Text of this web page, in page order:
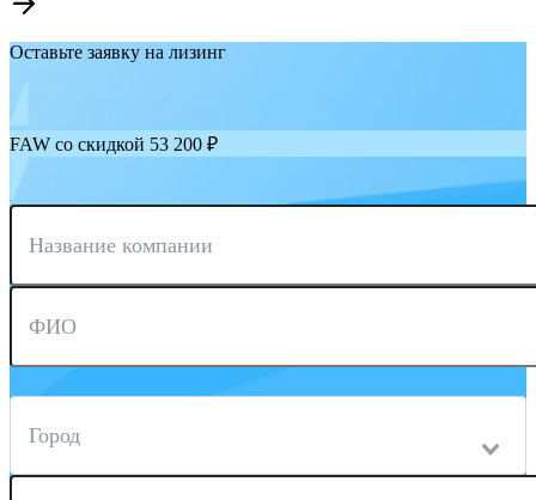
Оставьте заявку на лизинг
FAW со скидкой 53 200 ₽
Название компании
ФИО
Город